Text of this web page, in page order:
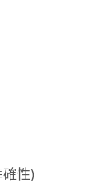
性)